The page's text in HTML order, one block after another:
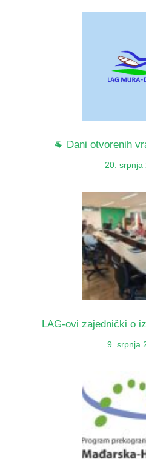
🐐 Dani otvorenih
20. srpnja
LAG-ovi zajednički o
9. srpnja